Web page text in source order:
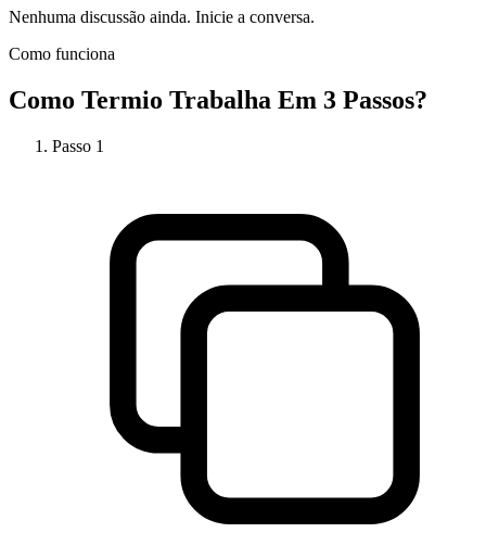
Nenhuma discussão ainda. Inicie a conversa.
Como funciona
Como Termio Trabalha Em 3 Passos?
Passo 1